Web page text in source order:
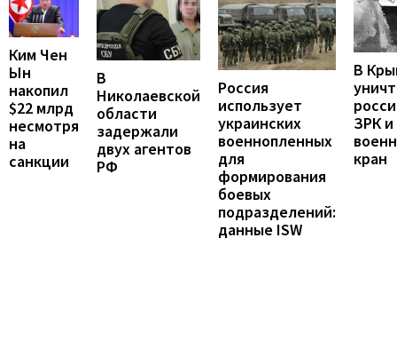
Ким Чен
Ын
накопил
$22 млрд
несмотря
на
санкции
В
Николаевской
области
задержали
двух агентов
РФ
Россия
использует
украинских
военнопленных
для
формирования
боевых
подразделений:
данные ISW
В
ЗРК и
кран